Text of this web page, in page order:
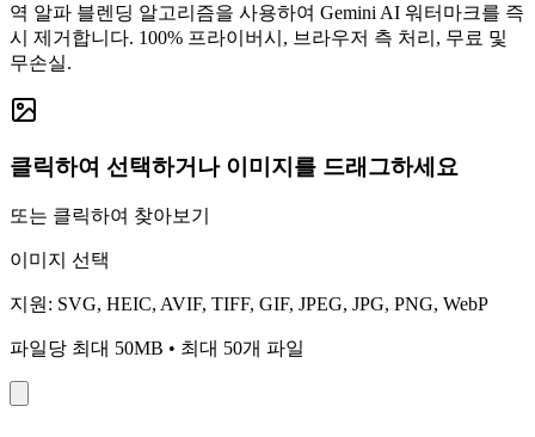
역 알파 블렌딩 알고리즘을 사용하여 Gemini AI 워터마크를 즉
시 제거합니다. 100% 프라이버시, 브라우저 측 처리, 무료 및
무손실.
클릭하여 선택하거나 이미지를 드래그하세요
또는 클릭하여 찾아보기
이미지 선택
지원: SVG, HEIC, AVIF, TIFF, GIF, JPEG, JPG, PNG, WebP
파일당 최대 50MB • 최대 50개 파일